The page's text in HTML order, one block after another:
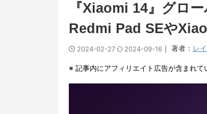
『Xiaomi 14』グロ
Redmi Pad SEや
2024-02-27 2024-09-16 ｜ 著者： レイ
※ 記事内にアフィリエイト広告が含まれて